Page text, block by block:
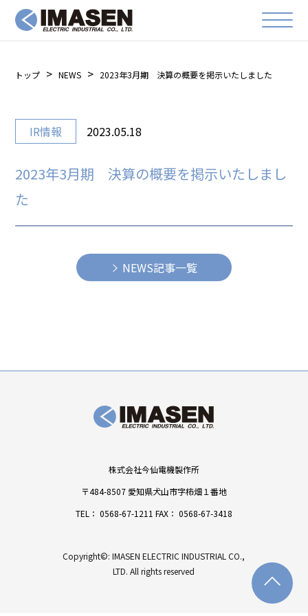
トップ NEWS 2023年3月期 決算の概要を掲示いたしました
IR情報 2023.05.18
2023年3月期 決算の概要を掲示いたしまし
た
NEWS記事一覧
株式会社今仙電機製作所
〒484-8507 愛知県犬山市字柿畑１番地
TEL： 0568-67-1211 FAX： 0568-67-3418
Copyright©: IMASEN ELECTRIC INDUSTRIAL CO.,
LTD. All rights reserved